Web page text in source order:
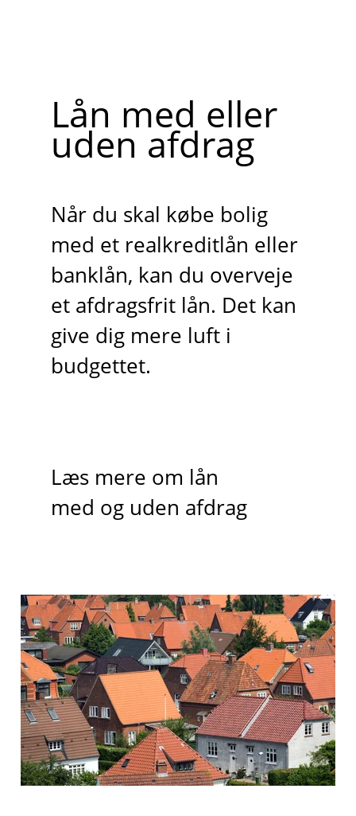
Lån med eller
uden afdrag
Når du skal købe bolig
med et realkreditlån eller
banklån, kan du overveje
et afdragsfrit lån. Det kan
give dig mere luft i
budgettet.
Læs mere om lån
med og uden afdrag